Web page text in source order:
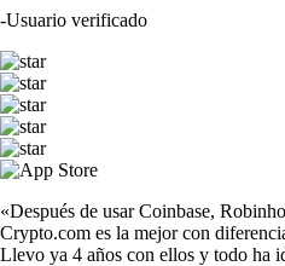
-Usuario verificado
«Después de usar Coinbase,
Crypto.com es la mejor con
Llevo ya 4 años con ellos y todo ha